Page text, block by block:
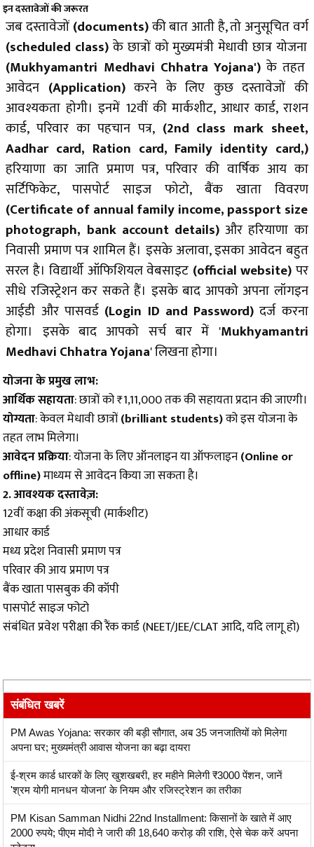
इन दस्तावेजों की जरूरत
जब दस्तावेजों(documents)की बात आती है, तो अनुसूचित वर्ग
(scheduled class)के छात्रों को मुख्यमंत्री मेधावी छात्र योजना
(Mukhyamantri Medhavi Chhatra Yojana') के तहत
आवेदन (Application)करने के लिए कुछ दस्तावेजों की
आवश्यकता होगी। इनमें 12वीं की मार्कशीट, आधार कार्ड, राशन
कार्ड, परिवार का पहचान पत्र, (2nd class mark sheet,
Aadhar card, Ration card, Family identity card,)
हरियाणा का जाति प्रमाण पत्र, परिवार की वार्षिक आय का
सर्टिफिकेट, पासपोर्ट साइज फोटो, बैंक खाता विवरण
(Certificate of annual family income, passport size
photograph, bank account details) और हरियाणा का
निवासी प्रमाण पत्र शामिल हैं। इसके अलावा, इसका आवेदन बहुत
सरल है। विद्यार्थी ऑफिशियल वेबसाइट (official website)पर
सीधे रजिस्ट्रेशन कर सकते हैं। इसके बाद आपको अपना लॉगइन
आईडी और पासवर्ड(Login ID and Password)दर्ज करना
होगा। इसके बाद आपको सर्च बार में 'Mukhyamantri
Medhavi Chhatra Yojana'लिखना होगा।
योजना के प्रमुख लाभ:
आर्थिक सहायता:छात्रों को ₹1,11,000 तक की सहायता प्रदान की जाएगी।
योग्यता: केवल मेधावी छात्रों(brilliant students)को इस योजना के
तहत लाभ मिलेगा।
आवेदन प्रक्रिया:योजना के लिए ऑनलाइन या ऑफलाइन(Online or
offline)माध्यम से आवेदन किया जा सकता है।
2. आवश्यक दस्तावेज़:
12वीं कक्षा की अंकसूची (मार्कशीट)
आधार कार्ड
मध्य प्रदेश निवासी प्रमाण पत्र
परिवार की आय प्रमाण पत्र
बैंक खाता पासबुक की कॉपी
पासपोर्ट साइज फोटो
संबंधित प्रवेश परीक्षा की रैंक कार्ड (NEET/JEE/CLAT आदि, यदि लागू हो)
संबंधित खबरें
PM Awas Yojana: सरकार की बड़ी सौगात, अब 35 जनजातियों को मिलेगा
अपना घर; मुख्यमंत्री आवास योजना का बढ़ा दायरा
ई-श्रम कार्ड धारकों के लिए खुशखबरी, हर महीने मिलेगी ₹3000 पेंशन, जानें
'श्रम योगी मानधन योजना' के नियम और रजिस्ट्रेशन का तरीका
PM Kisan Samman Nidhi 22nd Installment: किसानों के खाते में आए
2000 रुपये; पीएम मोदी ने जारी की 18,640 करोड़ की राशि, ऐसे चेक करें अपना